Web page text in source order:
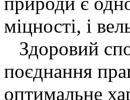
міцності, і
Здоровий
поєднання
оптимальне